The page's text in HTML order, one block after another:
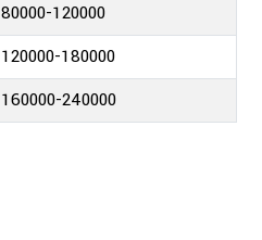
80000-120000
120000-180000
160000-240000